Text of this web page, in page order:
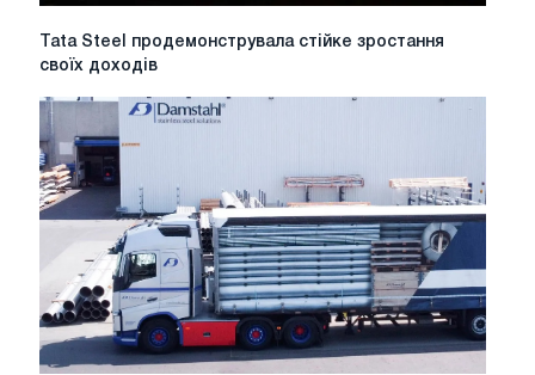
Tata
Steel
стійке
зростання
своїх
доходів
Tata Steel продемонструвала стійке зростання
своїх доходів